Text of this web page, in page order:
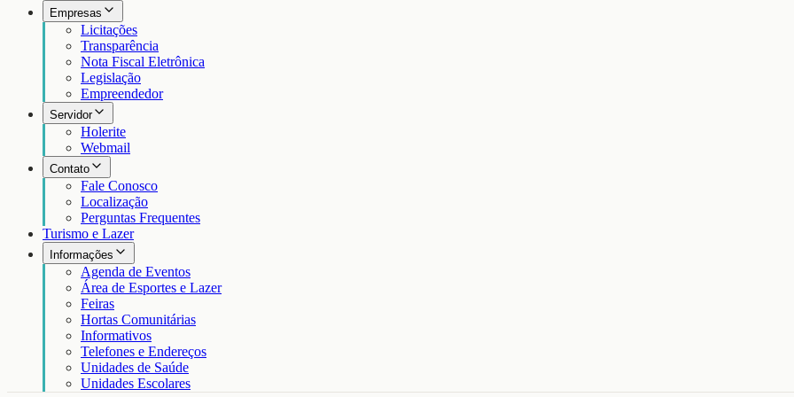
Empresas
Licitações
Transparência
Nota Fiscal Eletrônica
Legislação
Empreendedor
Servidor
Holerite
Webmail
Contato
Fale Conosco
Localização
Perguntas Frequentes
Turismo e Lazer
Informações
Agenda de Eventos
Área de Esportes e Lazer
Feiras
Hortas Comunitárias
Informativos
Telefones e Endereços
Unidades de Saúde
Unidades Escolares